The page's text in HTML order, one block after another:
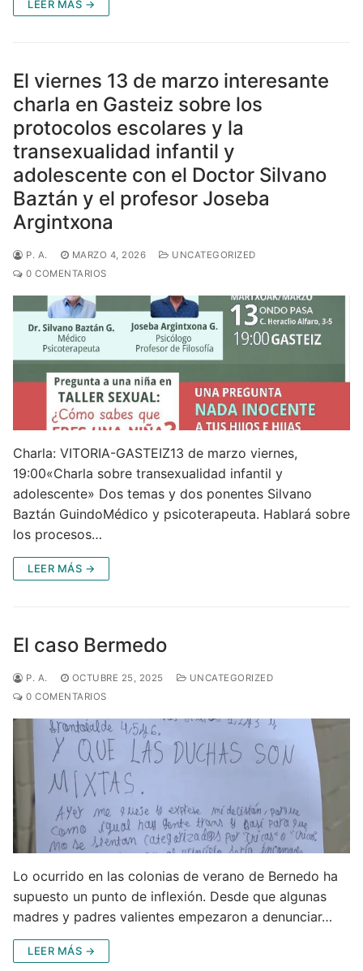
LEER MÁS →
El viernes 13 de marzo interesante
charla en Gasteiz sobre los
protocolos escolares y la
transexualidad infantil y
adolescente con el Doctor Silvano
Baztán y el profesor Joseba
Argintxona
P. A. MARZO 4, 2026
UNCATEGORIZED
0 COMENTARIOS
Charla: VITORIA-GASTEIZ13 de marzo viernes,
19:00«Charla sobre transexualidad infantil y
adolescente» Dos temas y dos ponentes Silvano
Baztán GuindoMédico y psicoterapeuta. Hablará sobre
los procesos…
LEER MÁS →
El caso Bermedo
P. A. OCTUBRE 25, 2025
UNCATEGORIZED
0 COMENTARIOS
Lo ocurrido en las colonias de verano de Bernedo ha
supuesto un punto de inflexión. Desde que algunas
madres y padres valientes empezaron a denunciar…
LEER MÁS →